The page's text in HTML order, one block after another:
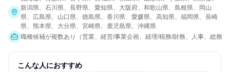
新潟県、石川県、長野県、愛知県、大阪府、和歌山県、島根県、岡山
県、広島県、山口県、徳島県、香川県、愛媛県、高知県、福岡県、長崎
県、熊本県、大分県、宮崎県、鹿児島県、沖縄県
職種候補が複数あり（営業、経営/事業企画、経理/税務/財務、人事、総務
こんな人におすすめ